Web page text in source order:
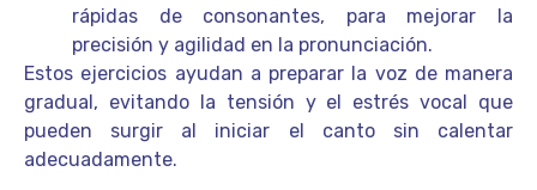
rápidas de consonantes, para mejorar la
precisión y agilidad en la pronunciación.
Estos ejercicios ayudan a preparar la voz de manera
gradual, evitando la tensión y el estrés vocal que
pueden surgir al iniciar el canto sin calentar
adecuadamente.